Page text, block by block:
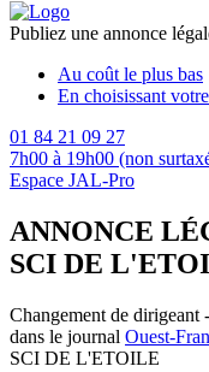
Publiez une annonce
Au coût le plus bas
En choisissant
01 84 21 09 27
7h00 à 19h00 (non
Espace JAL-Pro
ANNONCE
SCI DE
Changement de dirigeant
dans le journal Ouest-
SCI DE L'ETOILE